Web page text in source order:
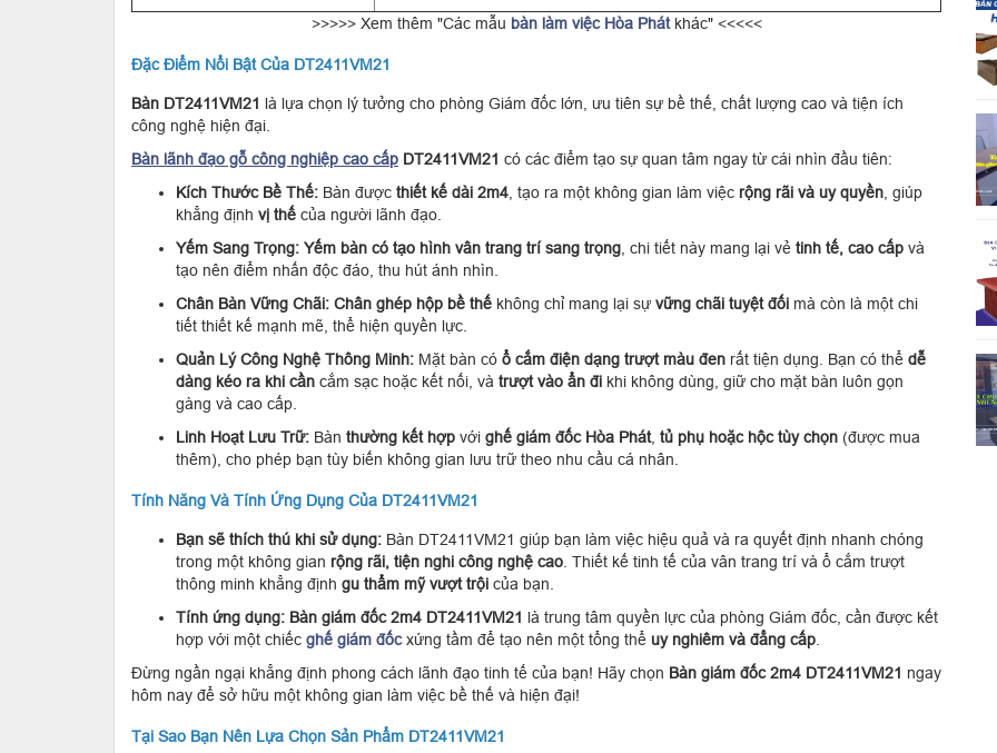
>>>>> Xem thêm "Các mẫu bàn làm việc Hòa Phátkhác" <<<<<
Đặc Điểm Nổi Bật Của DT2411VM21
Bàn DT2411VM21 là lựa chọn lý tưởng cho phòng Giám đốc lớn, ưu tiên sự bề thế, chất lượng cao và tiện ích
công nghệ hiện đại.
Bàn lãnh đạo gỗ công nghiệp cao cấp DT2411VM21 có các điểm tạo sự quan tâm ngay từ cái nhìn đầu tiên:
Kích Thước Bề Thế: Bàn được thiết kế dài 2m4 , tạo ra một không gian làm việc rộng rãi và uy quyền , giúp
khẳng định vị thế của người lãnh đạo.
Yếm Sang Trọng: Yếm bàn có tạo hình vân trang trí sang trọng , chi tiết này mang lại vẻ tinh tế, cao cấp và
tạo nên điểm nhấn độc đáo, thu hút ánh nhìn.
Chân Bàn Vững Chãi: Chân ghép hộp bề thế không chỉ mang lại sự vững chãi tuyệt đối mà còn là một chi
tiết thiết kế mạnh mẽ, thể hiện quyền lực.
Quản Lý Công Nghệ Thông Minh: Mặt bàn có ổ cắm điện dạng trượt màu đen rất tiện dụng. Bạn có thể dễ
dàng kéo ra khi cần cắm sạc hoặc kết nối, và trượt vào ẩn đi khi không dùng, giữ cho mặt bàn luôn gọn
gàng và cao cấp.
Linh Hoạt Lưu Trữ: Bàn thường kết hợp với ghế giám đốc Hòa Phát, tủ phụ hoặc hộc tùy chọn (được mua
thêm), cho phép bạn tùy biến không gian lưu trữ theo nhu cầu cá nhân.
Tính Năng Và Tính Ứng Dụng Của DT2411VM21
Bạn sẽ thích thú khi sử dụng: Bàn DT2411VM21 giúp bạn làm việc hiệu quả và ra quyết định nhanh chóng
trong một không gian rộng rãi, tiện nghi công nghệ cao . Thiết kế tinh tế của vân trang trí và ổ cắm trượt
thông minh khẳng định gu thẩm mỹ vượt trội của bạn.
Tính ứng dụng: Bàn giám đốc 2m4 DT2411VM21 là trung tâm quyền lực của phòng Giám đốc, cần được kết
hợp với một chiếc ghế giám đốcxứng tầm để tạo nên một tổng thể uy nghiêm và đẳng cấp
Đừng ngần ngại khẳng định phong cách lãnh đạo tinh tế của bạn! Hãy chọn Bàn giám đốc 2m4 DT2411VM21 ngay
hôm nay để sở hữu một không gian làm việc bề thế và hiện đại!
Tại Sao Bạn Nên Lựa Chọn Sản Phẩm DT2411VM21